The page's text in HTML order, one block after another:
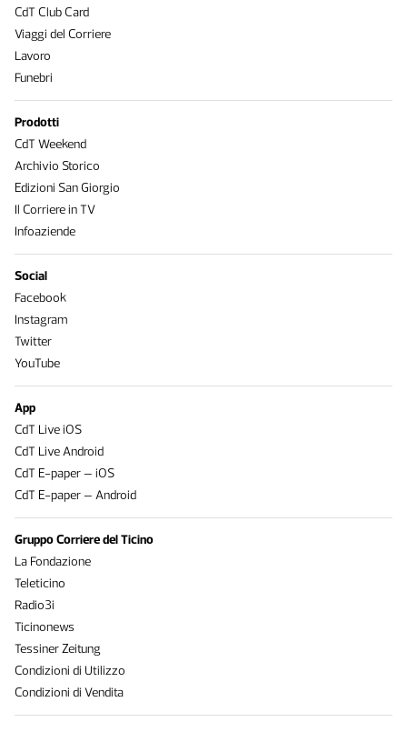
CdT Club Card
Viaggi del Corriere
Lavoro
Funebri
Prodotti
CdT Weekend
Archivio Storico
Edizioni San Giorgio
Il Corriere in TV
Infoaziende
Social
Facebook
Instagram
Twitter
YouTube
App
CdT Live iOS
CdT Live Android
CdT E-paper – iOS
CdT E-paper – Android
Gruppo Corriere del Ticino
La Fondazione
Teleticino
Radio3i
Ticinonews
Tessiner Zeitung
Condizioni di Utilizzo
Condizioni di Vendita